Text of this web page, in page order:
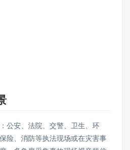
公安、法院、交警、卫生、环
险、消防等执法现场或在灾害事